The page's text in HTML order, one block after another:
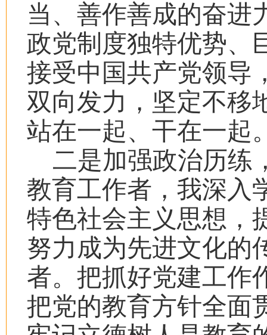
当、善作善成的奋进
政党制度独特优势、
接受中国共产党领导
双向发力，坚定不移
站在一起、干在一起
二是加强政治历练
教育工作者，我深入
特色社会主义思想，
努力成为先进文化的
者。把抓好党建工作
把党的教育方针全面